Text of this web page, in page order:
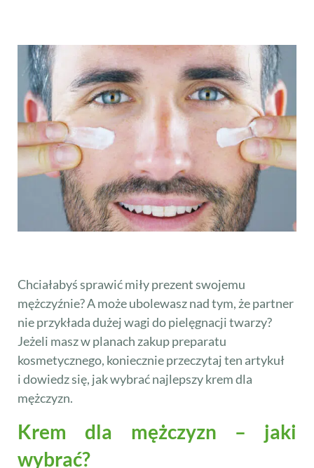
Chciałabyś sprawić miły prezent swojemu
mężczyźnie? A może ubolewasz nad tym, że partner
nie przykłada dużej wagi do pielęgnacji twarzy?
Jeżeli masz w planach zakup preparatu
kosmetycznego, koniecznie przeczytaj ten artykuł
i dowiedz się, jak wybrać najlepszy krem dla
mężczyzn.
Krem dla mężczyzn – jaki
wybrać?